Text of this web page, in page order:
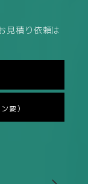
見積り依頼は
要）